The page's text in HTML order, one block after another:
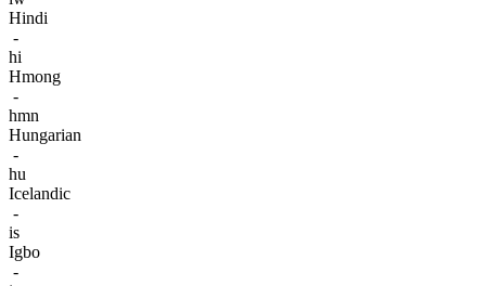
Hindi
-
hi
Hmong
-
hmn
Hungarian
-
hu
Icelandic
-
is
Igbo
-